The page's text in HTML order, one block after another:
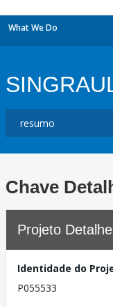
What We Do
Chave
Projeto
Identidade do
P055533